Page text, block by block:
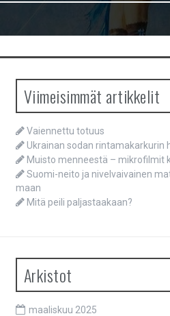
Viimeisimmät artikkelit
Vaiennettu totuus
Ukrainan sodan rintamakarkurin
Muisto menneestä – mikrofilmit
Suomi-neito ja nivelvaivainen
maan
Mitä peili paljastaakaan?
Arkistot
maaliskuu 2025